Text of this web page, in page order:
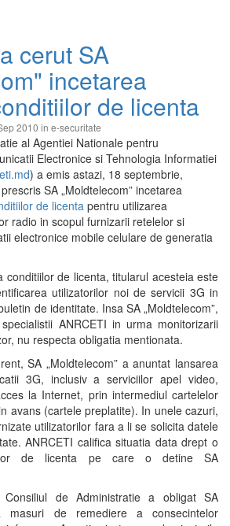
cerut SA
incetarea
de licenta
2010 in e-securitate
al Agentiei Nationale pentru
Electronice si Tehnologia Informatiei
) a emis astazi, 18 septembrie,
SA „Moldtelecom” incetarea
de licentapentru utilizarea
radio in scopul furnizarii retelelor si
electronice mobile celulare de generatia
conditiilor de licenta, titularul acesteia este
utilizatorilor noi de servicii 3G in
de identitate. Insa SA „Moldtelecom”,
ANRCETI in urma monitorizarii
nu respecta obligatia mentionata.
SA „Moldtelecom” a anuntat lansarea
3G, inclusiv a serviciilor apel video,
la Internet, prin intermediul cartelelor
avans (cartele preplatite). In unele cazuri,
utilizatorilor fara a li se solicita datele
ANRCETI califica situatia data drept o
de licenta pe care o detine SA
de Administratie a obligat SA
masuri de remediere a consecintelor